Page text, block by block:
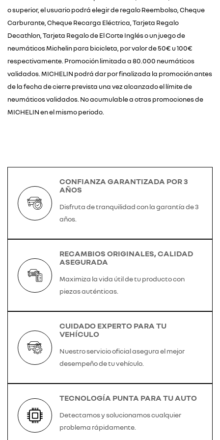
o superior, el usuario podrá elegir de regalo Reembolso, Cheque
Carburante, Cheque Recarga Eléctrica, Tarjeta Regalo
Decathlon, Tarjeta Regalo de El Corte Inglés o un juego de
neumáticos Michelin para bicicleta, por valor de 50€ u 100€
respectivamente. Promoción limitada a 80.000 neumáticos
validados. MICHELIN podrá dar por finalizada la promoción antes
de la fecha de cierre prevista una vez alcanzado el límite de
neumáticos validados. No acumulable a otras promociones de
MICHELIN en el mismo periodo.
CONFIANZA GARANTIZADA POR 3
AÑOS
Disfruta de tranquilidad con la garantía de 3
años.
RECAMBIOS ORIGINALES, CALIDAD
ASEGURADA
Maximiza la vida útil de tu producto con
piezas auténticas.
CUIDADO EXPERTO PARA TU
VEHÍCULO
Nuestro servicio oficial asegura el mejor
desempeño de tu vehículo.
TECNOLOGÍA PUNTA PARA TU AUTO
Detectamos y solucionamos cualquier
problema rápidamente.